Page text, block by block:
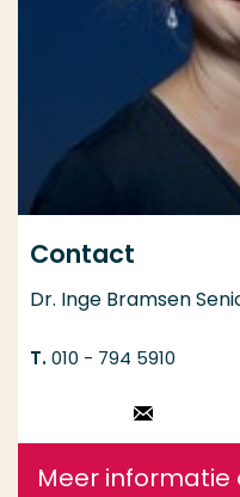
Contact
Dr. Inge Bramsen
010 - 794 5910
Stuur een
Meer informatie